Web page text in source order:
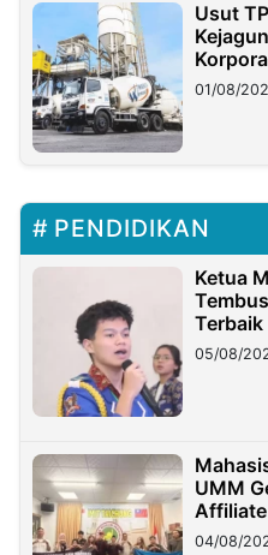
Usut
Ritto
01/08/
PENDIDIKAN
Ketua
05/08/
UMM
Migran
04/08/